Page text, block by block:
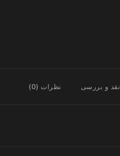
نقد و بررسی نظرات (0)